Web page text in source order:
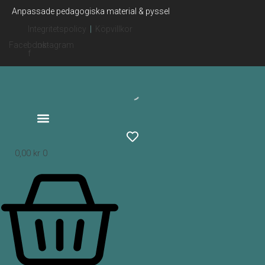
HoppaAnpassade pedagogiska material & pyssel
Integritetspolicy
Köpvillkor
Facebook-
f
Instagram
0,00 kr 0